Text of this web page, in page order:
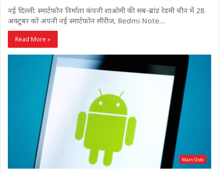
नई दिल्ली: स्मार्टफोन निर्माता कंपनी शाओमी की सब-ब्रांड रेडमी चीन में 28
अक्टूबर को अपनी नई स्मार्टफोन सीरीज, Redmi Note…
Read More »
Main Slide